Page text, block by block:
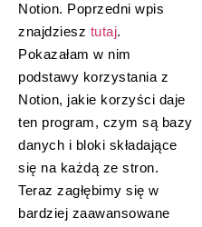
Notion. Poprzedni wpis
znajdziesz tutaj.
Pokazałam w nim
podstawy korzystania z
Notion, jakie korzyści daje
ten program, czym są bazy
danych i bloki składające
się na każdą ze stron.
Teraz zagłębimy się w
bardziej zaawansowane